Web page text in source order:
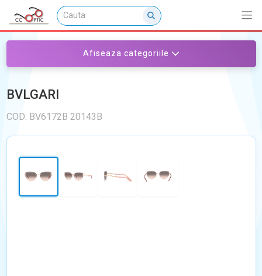
Afiseaza categoriile
BVLGARI
COD: BV6172B 20143B